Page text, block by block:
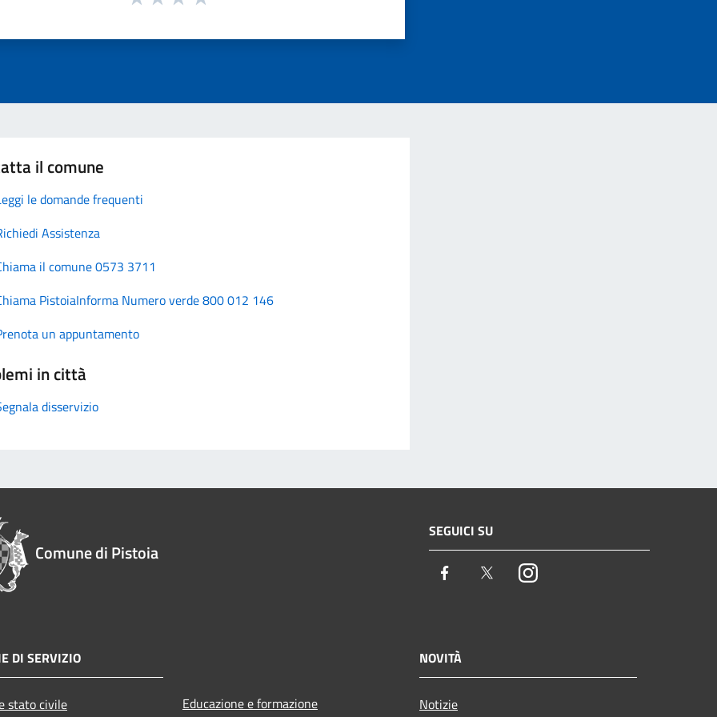
il comune
le domande frequenti
Assistenza
il comune 0573 3711
PistoiaInforma Numero verde 800 012 146
un appuntamento
in città
disservizio
Comune di Pistoia
SEGUICI SU
Facebook TwitterInstagram
DI SERVIZIO
stato civile Educazione e formazione
NOVITÀ
Notizie